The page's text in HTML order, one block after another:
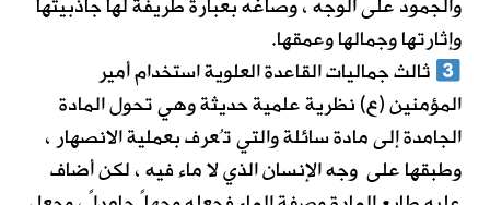
والجمود على الوجه ، وصاغه بعبارة طريفة لها جاذبيتها
وإثارتها وجمالها وعمقها.
ثالث جماليات القاعدة العلوية استخدام أمير
المؤمنين (ع) نظرية علمية حديثة وهي تحول المادة
الجامدة إلى مادة سائلة والتي تُعرف بعملية الانصهار ،
وطبقها على وجه الإنسان الذي لا ماء فيه ، لكن أضاف